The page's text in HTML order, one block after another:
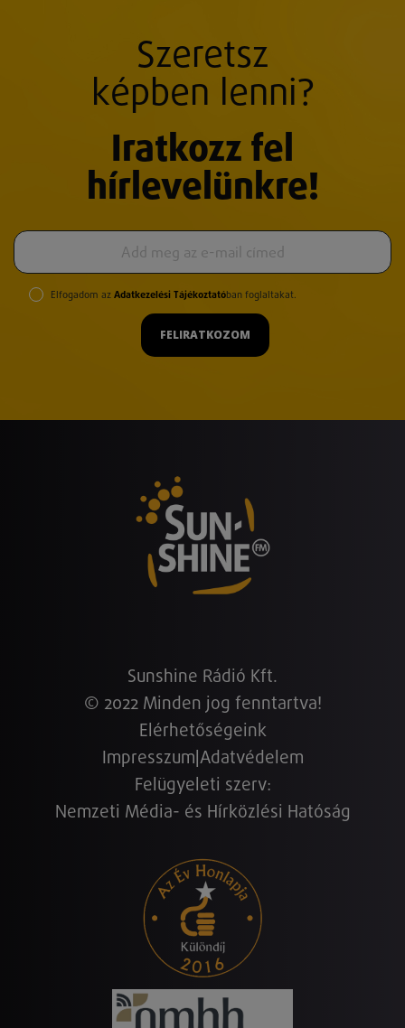
Szeretsz
képben lenni?
Iratkozz fel
hírlevelünkre!
Elfogadom az Adatkezelési Tájékoztatóban foglaltakat.
FELIRATKOZOM
Sunshine Rádió Kft.
© 2022 Minden jog fenntartva!
Elérhetőségeink
Impresszum Adatvédelem
Felügyeleti szerv:
Nemzeti Média- és Hírközlési Hatóság